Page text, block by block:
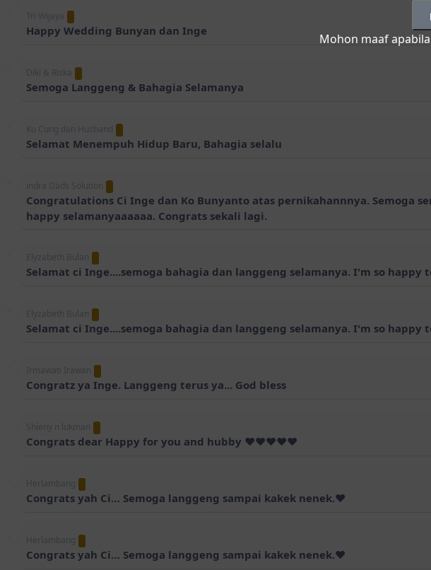
Mohon maaf
Tri Wijaya
Happy Wedding Bunyan dan Inge
Diki & Riska
Semoga Langgeng & Bahagia Selamanya
Ku Cung dan Husband
Selamat Menempuh Hidup Baru, Bahagia selalu
indra Dads Solution
Congratulations Ci Inge dan Ko Bunyanto atas pernikahannnya. Semoga
happy selamanyaaaaaa. Congrats sekali lagi.
Elyzabeth Bulan
Selamat ci Inge....semoga bahagia dan langgeng selamanya. I'm so happy
Elyzabeth Bulan
Selamat ci Inge....semoga bahagia dan langgeng selamanya. I'm so happy
Irmawati Irawan
Congratz ya Inge. Langgeng terus ya... God bless
Shieny n lukman
Congrats dear Happy for you and hubby ❤️❤️❤️❤️❤️
Herlambang
Congrats yah Ci… Semoga langgeng sampai kakek nenek.❤️
Herlambang
Congrats yah Ci… Semoga langgeng sampai kakek nenek.❤️